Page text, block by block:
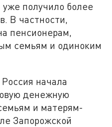
получило более
В частности,
пенсионерам,
семьям и одиноким
Россия начала
денежную
и матерям-
Запорожской